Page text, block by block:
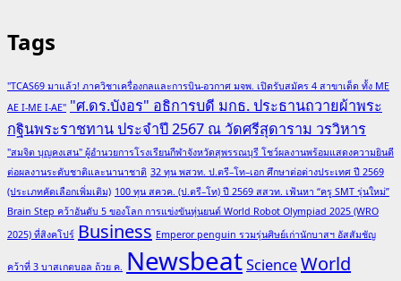
Tags
"TCAS69 มาแล้ว! ภาควิชาเครื่องกลและการบิน-อวกาศ มจพ. เปิดรับสมัคร 4 สาขาเด็ด ทั้ง ME
AE I-ME I-AE" "ศ.ดร.บังอร" อธิการบดี มกธ. ประธานถวายผ้าพระ
กฐินพระราชทาน ประจำปี 2567 ณ วัดศรีสุดาราม วรวิหาร
"สมจิต บุญคงเสน" ผู้อำนวยการโรงเรียนกีฬาจังหวัดสุพรรณบุรี โชว์ผลงานพร้อมแสดงความยินดี
ต่อผลงานระดับชาติและนานาชาติ 32 ทุน พสวท. ป.ตรี–โท–เอก ศึกษาต่อต่างประเทศ ปี 2569
(ประเภทคัดเลือกเพิ่มเติม) 100 ทุน สควค. (ป.ตรี–โท) ปี 2569 สสวท. เฟ้นหา “ครู SMT รุ่นใหม่”
Brain Step คว้าอันดับ 5 ของโลก การแข่งขันหุ่นยนต์ World Robot Olympiad 2025 (WRO
2025) ที่สิงคโปร์ Business Emperor penguin รวมรุ่นศิษย์เก่านักบาสฯ อัสสัมชัญ
คว้าที่ 3 บาสเกตบอล ถ้วย ค. NewsbeatScienceWorld